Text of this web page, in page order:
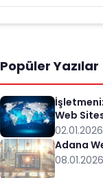
Popüler Yazılar
Web
02.01.2026
Adana
08.01.2026